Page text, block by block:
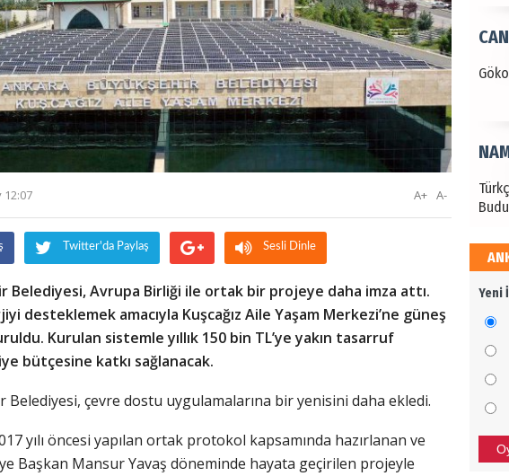
12:07 A-
A+
Twitter'da Paylaş Sesli Dinle
Belediyesi, Avrupa Birliği ile ortak bir projeye daha imza attı.
desteklemek amacıyla Kuşcağız Aile Yaşam Merkezi’ne güneş
Kurulan sistemle yıllık 150 bin TL’ye yakın tasarruf
bütçesine katkı sağlanacak.
Belediyesi, çevre dostu uygulamalarına bir yenisini daha ekledi.
yılı öncesi yapılan ortak protokol kapsamında hazırlanan ve
Başkan Mansur Yavaş döneminde hayata geçirilen projeyle
Yeni